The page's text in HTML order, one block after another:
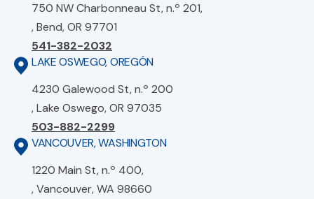
750 NW Charbonneau St, n.º 201,
, Bend, OR 97701
541-382-2032
LAKE OSWEGO, OREGÓN
4230 Galewood St, n.º 200
, Lake Oswego, OR 97035
503-882-2299
VANCOUVER, WASHINGTON
1220 Main St, n.º 400,
, Vancouver, WA 98660